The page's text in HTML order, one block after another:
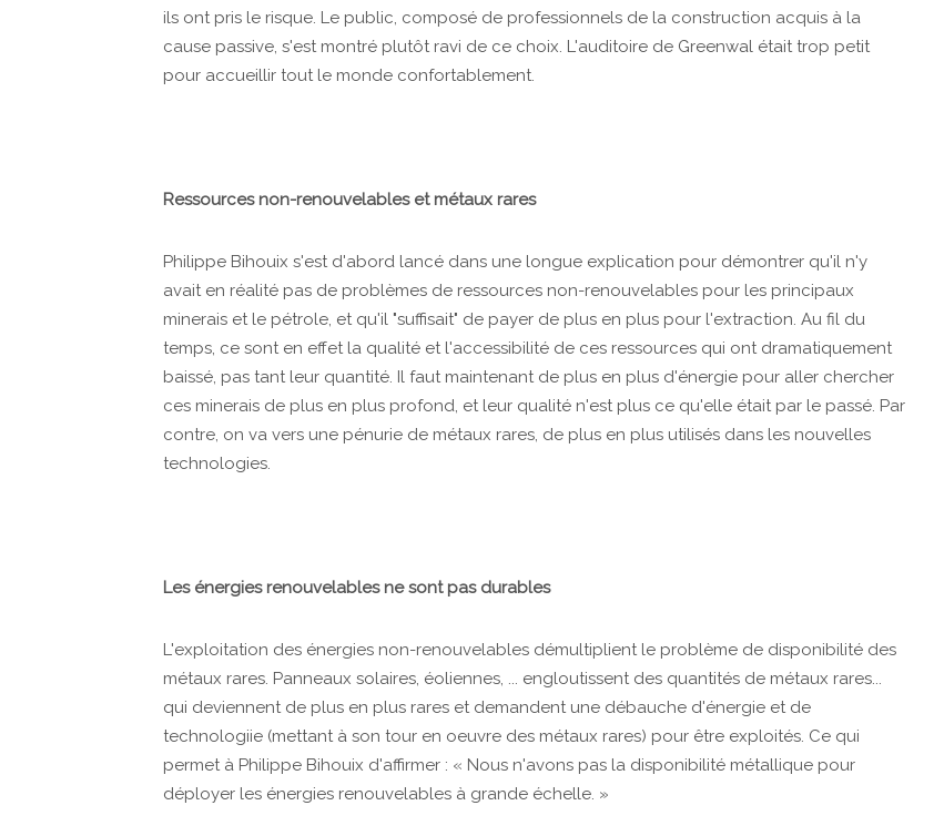
ils ont pris le risque. Le public, composé de professionnels de la construction acquis à la
cause passive, s'est montré plutôt ravi de ce choix. L'auditoire de Greenwal était trop petit
pour accueillir tout le monde confortablement.
Ressources non-renouvelables et métaux rares
Philippe Bihouix s'est d'abord lancé dans une longue explication pour démontrer qu'il n'y
avait en réalité pas de problèmes de ressources non-renouvelables pour les principaux
minerais et le pétrole, et qu'il "suffisait" de payer de plus en plus pour l'extraction. Au fil du
temps, ce sont en effet la qualité et l'accessibilité de ces ressources qui ont dramatiquement
baissé, pas tant leur quantité. Il faut maintenant de plus en plus d'énergie pour aller chercher
ces minerais de plus en plus profond, et leur qualité n'est plus ce qu'elle était par le passé. Par
contre, on va vers une pénurie de métaux rares, de plus en plus utilisés dans les nouvelles
technologies.
Les énergies renouvelables ne sont pas durables
L'exploitation des énergies non-renouvelables démultiplient le problème de disponibilité des
métaux rares. Panneaux solaires, éoliennes, ... engloutissent des quantités de métaux rares...
qui deviennent de plus en plus rares et demandent une débauche d'énergie et de
technologiie (mettant à son tour en oeuvre des métaux rares) pour être exploités. Ce qui
permet à Philippe Bihouix d'affirmer : « Nous n'avons pas la disponibilité métallique pour
déployer les énergies renouvelables à grande échelle. »